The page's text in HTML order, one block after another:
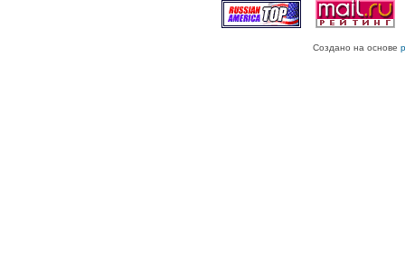
Создано на основе